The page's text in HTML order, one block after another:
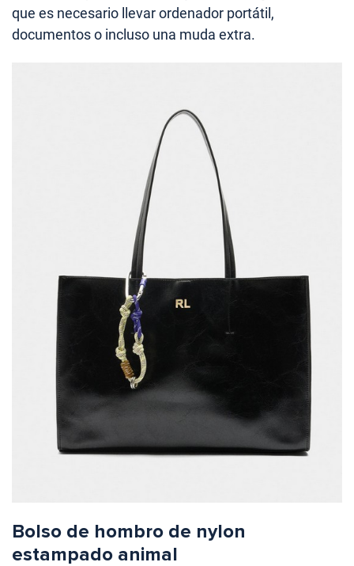
que es necesario llevar ordenador portátil,
documentos o incluso una muda extra.
Bolso de hombro de nylon
estampado animal